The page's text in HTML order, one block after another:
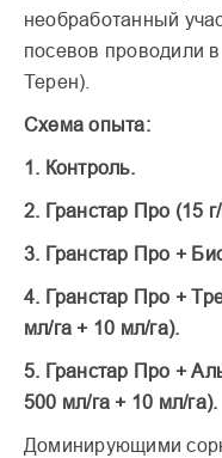
необработанный
посевов проводили
Терен).
Схема опыта:
1. Контроль.
2. Гранстар Про (15 г/
3. Гранстар Про +
4. Гранстар Про +
мл/га + 10 мл/га).
5. Гранстар Про +
500 мл/га + 10 мл/га).
Доминирующими